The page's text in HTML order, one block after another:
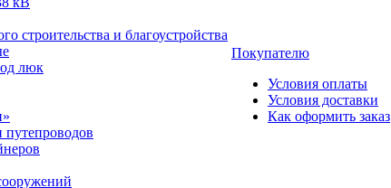
строительства и благоустройства
люк
Покупателю
Условия оплаты
Условия доставки
Как оформить заказ